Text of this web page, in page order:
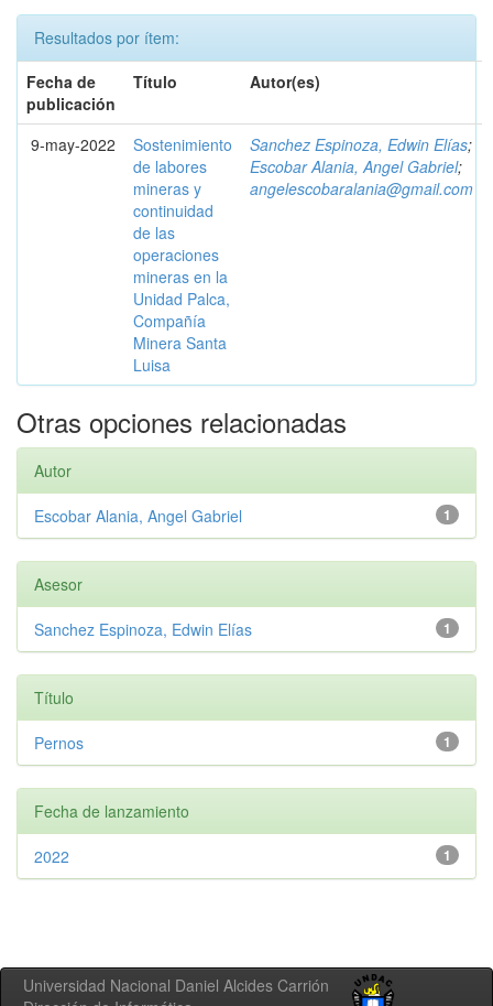
Resultados por ítem:
Fecha de
publicación
Título Autor(es)
9-may-2022
Sostenimiento
de labores
mineras y
continuidad
de las
operaciones
mineras en la
Unidad Palca,
Compañía
Minera Santa
Luisa
Sanchez Espinoza, Edwin Elías;
Escobar Alania, Angel Gabriel;
angelescobaralania@gmail.com
Otras opciones relacionadas
Autor
1
Escobar Alania, Angel Gabriel
Asesor
1
Sanchez Espinoza, Edwin Elías
Título
1
Pernos
Fecha de lanzamiento
1
2022
Universidad Nacional Daniel Alcides Carrión